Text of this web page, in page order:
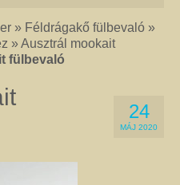
gyógyító kövek, amelyek
harmónikus működését. Az
Így lehetséges az, hogy pl.
amelyre a megfigyelések
két különböző kő is kapcsolható.
épp olyan jó, mint a
» Féldrágakő fülbevaló »
»Ausztrál mookait
fülbevaló
24
MÁJ 2020